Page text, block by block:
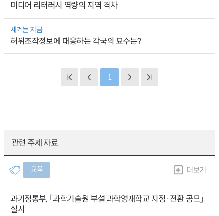
미디어 리터러시 역량의 지역 격차
세계는 지금
허위조작정보에 대응하는 각국의 묘수는?
1
관련 주제 자료
교육 더보기
과기정통부, 「과학기술원 부설 과학영재학교 지정·전환 공모」
실시